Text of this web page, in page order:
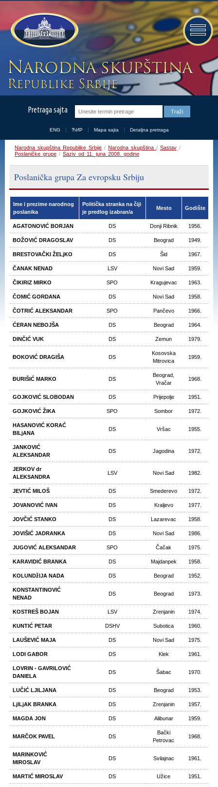
Pretraga sajta
ENG ЋИР Mapa sajta Detaljna pretraga
Narodna skupština Republike Srbije / Narodna skupština / Sastav /
Poslaničke grupe / Saziv od 11. juna 2008. godine
Poslanička grupa Za evropsku Srbiju
Ime i prezime narodnog
poslanika
Politička stranka na čiji
je predlog izabran/a
Mesto Godište
AGATONOVIĆ BORJAN DS Donji Ribnik 1956.
BOŽOVIĆ DRAGOSLAV DS Beograd 1949.
BRESTOVAČKI ŽELjKO DS Šid 1967.
ČANAK NENAD LSV Novi Sad 1959.
ČIKIRIZ MIRKO SPO Kragujevac 1963.
ČOMIĆ GORDANA DS Novi Sad 1958.
ČOTRIĆ ALEKSANDAR SPO Pančevo 1966.
ĆERAN NEBOJŠA DS Beograd 1964.
DINČIĆ VUK DS Zemun 1979.
ĐOKOVIĆ DRAGIŠA DS
Kosovska
Mitrovica
1959.
ĐURIŠIĆ MARKO DS
Beograd,
Vračar
1968.
GOJKOVIĆ SLOBODAN DS Prijepolje 1951.
GOJKOVIĆ ŽIKA SPO Sombor 1972.
HASANOVIĆ KORAĆ
BILjANA
DS Vršac 1955.
JANKOVIĆ
ALEKSANDAR
DS Jagodina 1972.
JERKOV dr
ALEKSANDRA
LSV Novi Sad 1982.
JEVTIĆ MILOŠ DS Smederevo 1972.
JOVANOVIĆ IVAN DS Kraljevo 1977.
JOVČIĆ STANKO DS Lazarevac 1958.
JOVIŠIĆ JADRANKA DS Novi Sad 1986.
JUGOVIĆ ALEKSANDAR SPO Čačak 1975.
KARAVIDIĆ BRANKA DS Majdanpek 1958.
KOLUNDžIJA NADA DS Beograd 1952.
KONSTANTINOVIĆ
NENAD
DS Beograd 1973.
KOSTREŠ BOJAN LSV Zrenjanin 1974.
KUNTIĆ PETAR DSHV Subotica 1960.
LAUŠEVIĆ MAJA DS Novi Sad 1975.
LODI GABOR DS Klek 1961.
LOVRIN - GAVRILOVIĆ
DANIELA
DS Šabac 1970.
LUČIĆ LJILJANA DS Beograd 1953.
LjILjAK BRANKA DS Zrenjanin 1957.
MAGDA JON DS Alibunar 1959.
MARČOK PAVEL DS
Bački
Petrovac
1968.
MARINKOVIĆ
MIROSLAV
DS Svilajnac 1961.
MARTIĆ MIROSLAV DS Užice 1951.